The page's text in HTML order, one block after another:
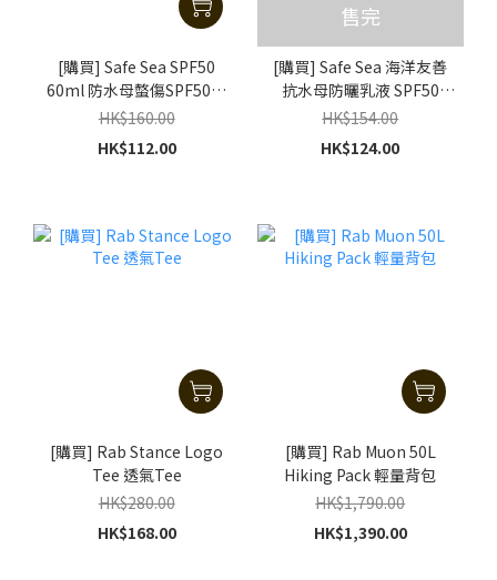
[購買] Safe Sea SPF50
60ml 防水母螫傷SPF50物
理防曬乳(海洋友善配方)
HK$160.00
HK$112.00
售完
[購買] Safe Sea 海洋友善
抗水母防曬乳液 SPF50
118ml
HK$154.00
HK$124.00
[購買] Rab Stance Logo
Tee 透氣Tee
HK$280.00
HK$168.00
[購買] Rab Muon 50L
Hiking Pack 輕量背包
HK$1,790.00
HK$1,390.00